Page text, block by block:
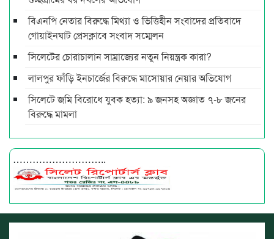
বিএনপি নেতার বিরুদ্ধে মিথ্যা ও ভিত্তিহীন সংবাদের প্রতিবাদে
গোয়াইনঘাট প্রেসক্লাবে সংবাদ সম্মেলন
সিলেটের চোরাচালান সাম্রাজ্যের নতুন নিয়ন্ত্রক কারা?
লালপুর ফাঁড়ি ইনচার্জের বিরুদ্ধে মাসোয়ার নেয়ার অভিযোগ
সিলেটে জমি বিরোধে যুবক হত্যা: ৯ জনসহ অজ্ঞাত ৭-৮ জনের
বিরুদ্ধে মামলা
………………………..